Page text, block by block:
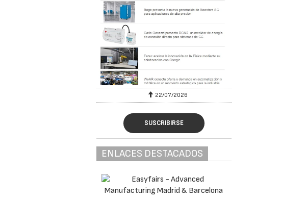
22/07/2026
SUSCRIBIRSE
ENLACES DESTACADOS